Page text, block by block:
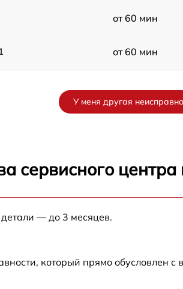
от 60 мин
от 60 мин
У меня другая
сервисного
— до 3 месяцев.
который прямо обусловлен